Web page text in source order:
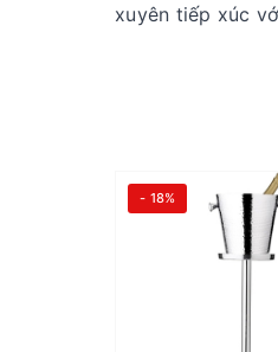
xuyên tiếp xúc
- 18%